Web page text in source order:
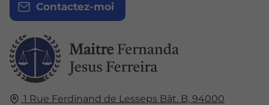
1 Rue Ferdinand de Lesseps Bât. B,94000
Contactez-moi